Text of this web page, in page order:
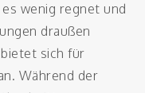
wenig regnet und
draußen
sich für
Während der